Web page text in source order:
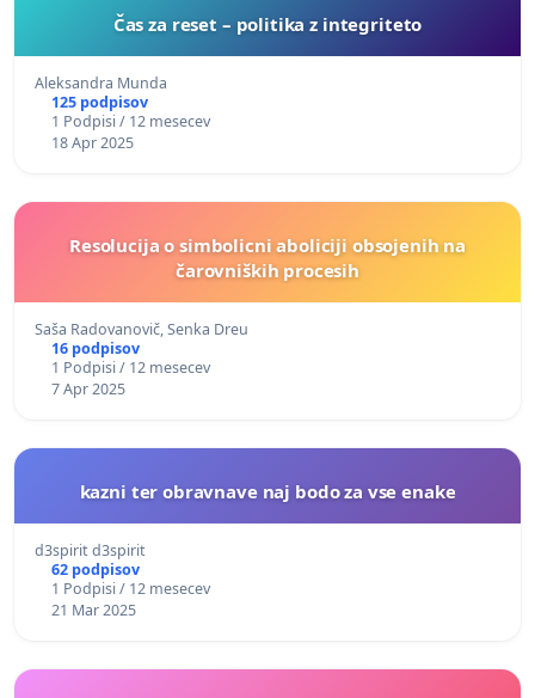
Čas za reset – politika z integriteto
Aleksandra Munda
125 podpisov
1 Podpisi / 12 mesecev
18 Apr 2025
Resolucija o simbolicni aboliciji obsojenih na
čarovniških procesih
Saša Radovanovič, Senka Dreu
16 podpisov
1 Podpisi / 12 mesecev
7 Apr 2025
kazni ter obravnave naj bodo za vse enake
d3spirit d3spirit
62 podpisov
1 Podpisi / 12 mesecev
21 Mar 2025